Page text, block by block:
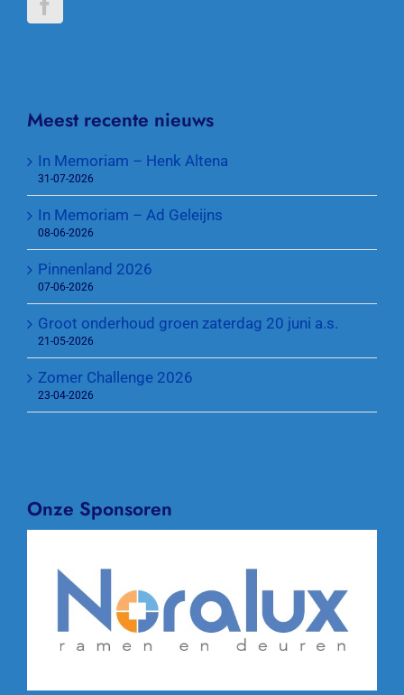
Meest recente nieuws
In Memoriam – Henk Altena
31-07-2026
In Memoriam – Ad Geleijns
08-06-2026
Pinnenland 2026
07-06-2026
Groot onderhoud groen zaterdag 20 juni a.s.
21-05-2026
Zomer Challenge 2026
23-04-2026
Onze Sponsoren